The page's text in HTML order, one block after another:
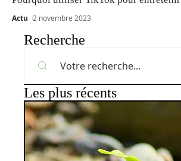
Actu 2 novembre 2023
Recherche
Les plus récents